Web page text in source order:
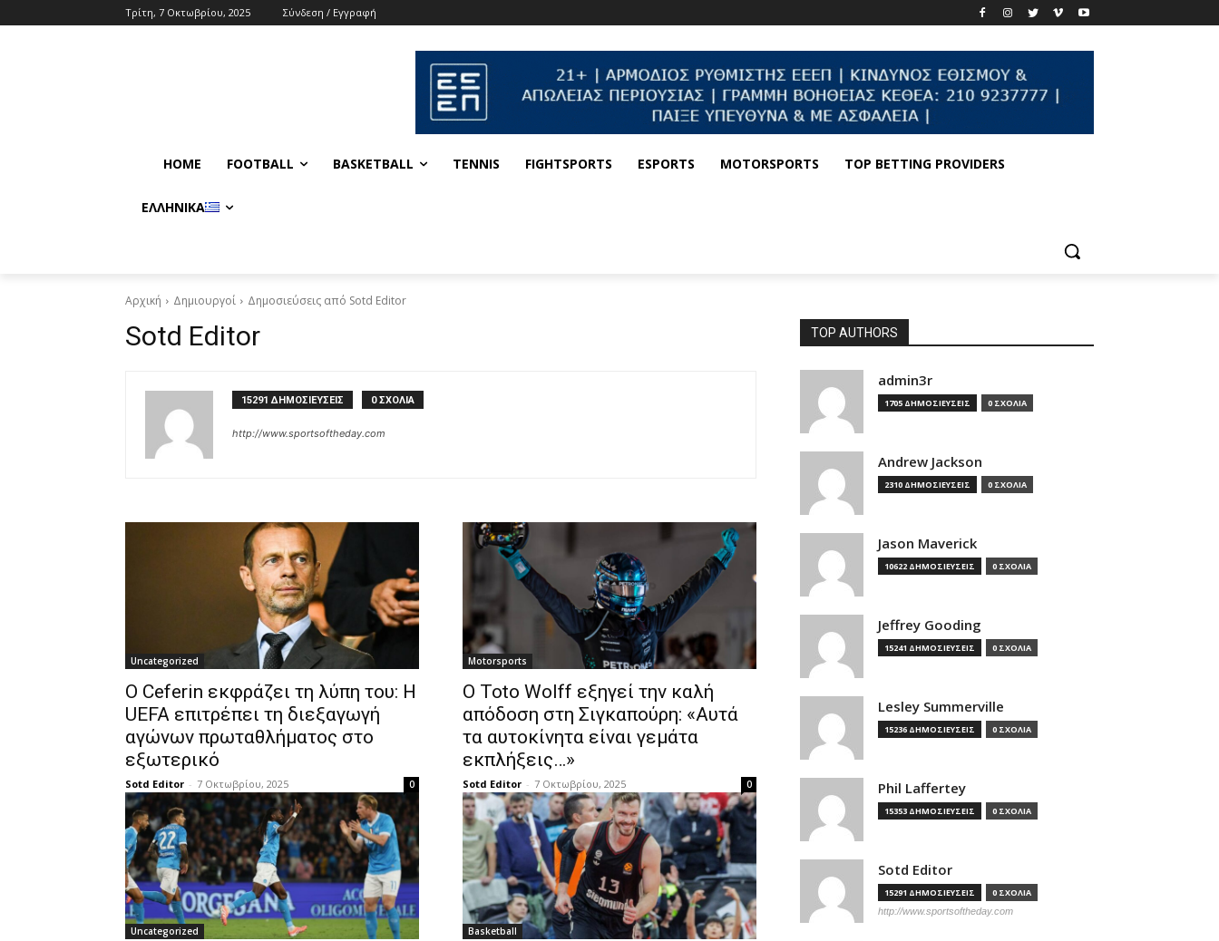
Τρίτη, 7 Οκτωβρίου, 2025 Σύνδεση / Εγγραφή
HOME FOOTBALL BASKETBALL TENNIS FIGHTSPORTS ESPORTS MOTORSPORTS TOP BETTING PROVIDERS
ΕΛΛΗΝΙΚΆ
Αρχική Δημιουργοί Δημοσιεύσεις από Sotd Editor
Sotd Editor
15291 ΔΗΜΟΣΙΕΥΣΕΙΣ 0 ΣΧΟΛΙΑ
http://www.sportsoftheday.com
Uncategorized
Ο Ceferin εκφράζει τη λύπη του: Η
UEFA επιτρέπει τη διεξαγωγή
αγώνων πρωταθλήματος στο
εξωτερικό
Sotd Editor - 7 Οκτωβρίου, 2025 0
Motorsports
Ο Toto Wolff εξηγεί την καλή
απόδοση στη Σιγκαπούρη: «Αυτά
τα αυτοκίνητα είναι γεμάτα
εκπλήξεις…»
Sotd Editor - 7 Οκτωβρίου, 2025 0
Uncategorized Basketball
TOP AUTHORS
admin3r
1705 ΔΗΜΟΣΙΕΥΣΕΙΣ 0 ΣΧΟΛΙΑ
Andrew Jackson
2310 ΔΗΜΟΣΙΕΥΣΕΙΣ 0 ΣΧΟΛΙΑ
Jason Maverick
10622 ΔΗΜΟΣΙΕΥΣΕΙΣ 0 ΣΧΟΛΙΑ
Jeffrey Gooding
15241 ΔΗΜΟΣΙΕΥΣΕΙΣ 0 ΣΧΟΛΙΑ
Lesley Summerville
15236 ΔΗΜΟΣΙΕΥΣΕΙΣ 0 ΣΧΟΛΙΑ
Phil Laffertey
15353 ΔΗΜΟΣΙΕΥΣΕΙΣ 0 ΣΧΟΛΙΑ
Sotd Editor
15291 ΔΗΜΟΣΙΕΥΣΕΙΣ 0 ΣΧΟΛΙΑ
http://www.sportsoftheday.com